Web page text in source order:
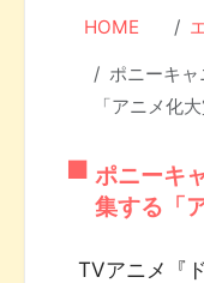
HOME
ポニーキ
「アニメ化
ポニーキ
集する「
TVアニメ『